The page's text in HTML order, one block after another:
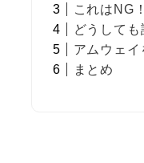
これはNG
どうして
アムウェイ
まとめ